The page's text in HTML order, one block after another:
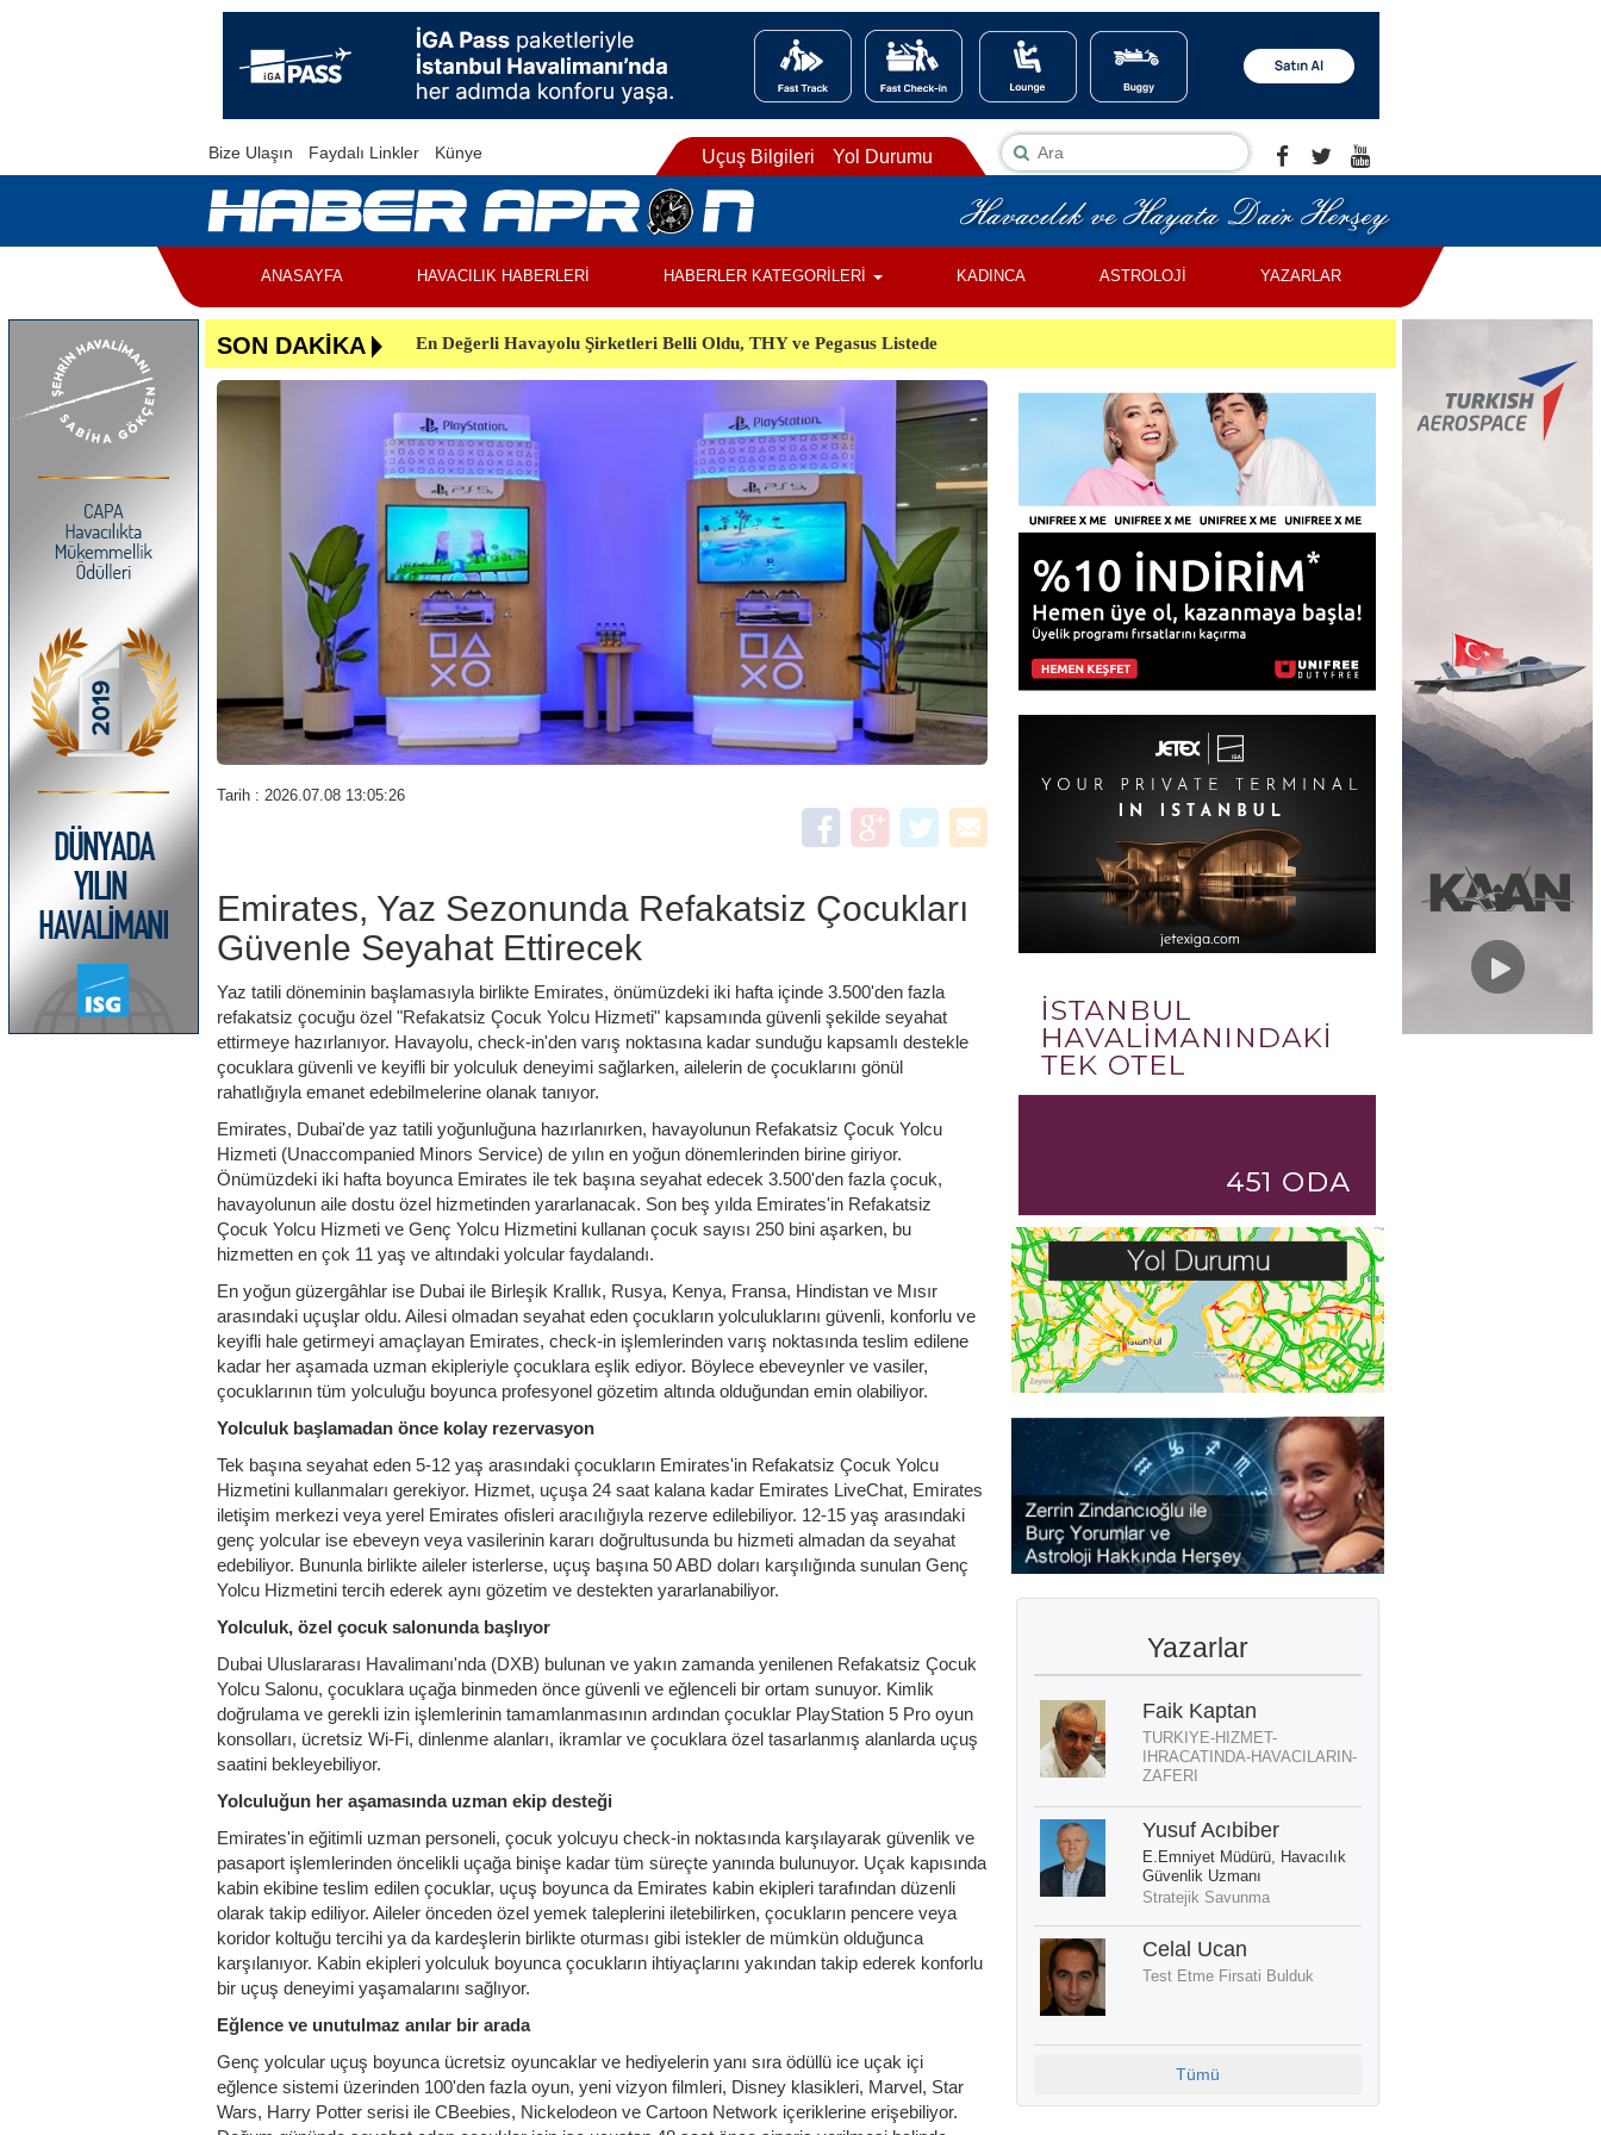
Bize Ulaşın Faydalı Linkler Künye Uçuş Bilgileri Yol Durumu
ANASAYFA HAVACILIK HABERLERİ HABERLER KATEGORİLERİ KADINCA ASTROLOJİ YAZARLAR
SON DAKİKA
En Değerli Havayolu Şirketleri Belli Oldu, THY ve Pegasus Listede
Uçuşlar Aksadı, Almanya’da Havalimanında Şüpheli Cisim Alarmı
Yunanistan’da Orman Yangınında Görevli 2 Helikopter Havada Çarpıştı
Tarih : 2026.07.08 13:05:26
Emirates, Yaz Sezonunda Refakatsiz Çocukları
Güvenle Seyahat Ettirecek
Yaz tatili döneminin başlamasıyla birlikte Emirates, önümüzdeki iki hafta içinde 3.500'den fazla
refakatsiz çocuğu özel "Refakatsiz Çocuk Yolcu Hizmeti" kapsamında güvenli şekilde seyahat
ettirmeye hazırlanıyor. Havayolu, check-in'den varış noktasına kadar sunduğu kapsamlı destekle
çocuklara güvenli ve keyifli bir yolculuk deneyimi sağlarken, ailelerin de çocuklarını gönül
rahatlığıyla emanet edebilmelerine olanak tanıyor.
Emirates, Dubai'de yaz tatili yoğunluğuna hazırlanırken, havayolunun Refakatsiz Çocuk Yolcu
Hizmeti (Unaccompanied Minors Service) de yılın en yoğun dönemlerinden birine giriyor.
Önümüzdeki iki hafta boyunca Emirates ile tek başına seyahat edecek 3.500'den fazla çocuk,
havayolunun aile dostu özel hizmetinden yararlanacak. Son beş yılda Emirates'in Refakatsiz
Çocuk Yolcu Hizmeti ve Genç Yolcu Hizmetini kullanan çocuk sayısı 250 bini aşarken, bu
hizmetten en çok 11 yaş ve altındaki yolcular faydalandı.
En yoğun güzergâhlar ise Dubai ile Birleşik Krallık, Rusya, Kenya, Fransa, Hindistan ve Mısır
arasındaki uçuşlar oldu. Ailesi olmadan seyahat eden çocukların yolculuklarını güvenli, konforlu ve
keyifli hale getirmeyi amaçlayan Emirates, check-in işlemlerinden varış noktasında teslim edilene
kadar her aşamada uzman ekipleriyle çocuklara eşlik ediyor. Böylece ebeveynler ve vasiler,
çocuklarının tüm yolculuğu boyunca profesyonel gözetim altında olduğundan emin olabiliyor.
Yolculuk başlamadan önce kolay rezervasyon
Tek başına seyahat eden 5-12 yaş arasındaki çocukların Emirates'in Refakatsiz Çocuk Yolcu
Hizmetini kullanmaları gerekiyor. Hizmet, uçuşa 24 saat kalana kadar Emirates LiveChat, Emirates
iletişim merkezi veya yerel Emirates ofisleri aracılığıyla rezerve edilebiliyor. 12-15 yaş arasındaki
genç yolcular ise ebeveyn veya vasilerinin kararı doğrultusunda bu hizmeti almadan da seyahat
edebiliyor. Bununla birlikte aileler isterlerse, uçuş başına 50 ABD doları karşılığında sunulan Genç
Yolcu Hizmetini tercih ederek aynı gözetim ve destekten yararlanabiliyor.
Yolculuk, özel çocuk salonunda başlıyor
Dubai Uluslararası Havalimanı'nda (DXB) bulunan ve yakın zamanda yenilenen Refakatsiz Çocuk
Yolcu Salonu, çocuklara uçağa binmeden önce güvenli ve eğlenceli bir ortam sunuyor. Kimlik
doğrulama ve gerekli izin işlemlerinin tamamlanmasının ardından çocuklar PlayStation 5 Pro oyun
konsolları, ücretsiz Wi-Fi, dinlenme alanları, ikramlar ve çocuklara özel tasarlanmış alanlarda uçuş
saatini bekleyebiliyor.
Yolculuğun her aşamasında uzman ekip desteği
Emirates'in eğitimli uzman personeli, çocuk yolcuyu check-in noktasında karşılayarak güvenlik ve
pasaport işlemlerinden öncelikli uçağa binişe kadar tüm süreçte yanında bulunuyor. Uçak kapısında
kabin ekibine teslim edilen çocuklar, uçuş boyunca da Emirates kabin ekipleri tarafından düzenli
olarak takip ediliyor. Aileler önceden özel yemek taleplerini iletebilirken, çocukların pencere veya
koridor koltuğu tercihi ya da kardeşlerin birlikte oturması gibi istekler de mümkün olduğunca
karşılanıyor. Kabin ekipleri yolculuk boyunca çocukların ihtiyaçlarını yakından takip ederek konforlu
bir uçuş deneyimi yaşamalarını sağlıyor.
Eğlence ve unutulmaz anılar bir arada
Genç yolcular uçuş boyunca ücretsiz oyuncaklar ve hediyelerin yanı sıra ödüllü ice uçak içi
eğlence sistemi üzerinden 100'den fazla oyun, yeni vizyon filmleri, Disney klasikleri, Marvel, Star
Wars, Harry Potter serisi ile CBeebies, Nickelodeon ve Cartoon Network içeriklerine erişebiliyor.
Yazarlar
Faik Kaptan
TURKIYE-HIZMET-
IHRACATINDA-HAVACILARIN-
ZAFERI
Yusuf Acıbiber
E.Emniyet Müdürü, Havacılık
Güvenlik Uzmanı
Stratejik Savunma
Celal Ucan
Test Etme Firsati Bulduk
Tümü